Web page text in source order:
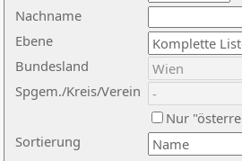
Nachname
Ebene
Sortierung
Bundesland
Spgem./Kreis/Verein
Nur